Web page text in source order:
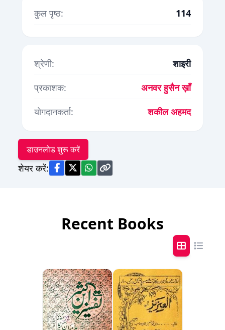
कुल पृष्ठ: 114
श्रेणी:
शाइरी
प्रकाशक:
अनवर हुसैन ख़ाँ
योगदानकर्ता:
शकील अहमद
डाउनलोड शुरू करें
शेयर करें:
Recent Books